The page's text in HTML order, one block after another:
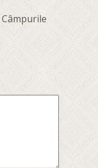
Câmpurile